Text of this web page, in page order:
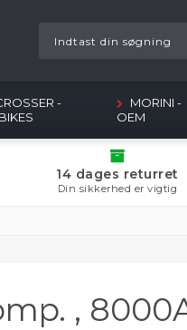
-
MORINI -
OEM
14 dages returret
Din sikkerhed er vigtig
,